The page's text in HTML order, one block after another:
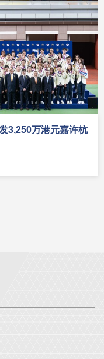
3,250万港元嘉许杭